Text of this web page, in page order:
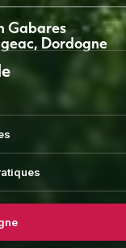
Gabares
Dordogne